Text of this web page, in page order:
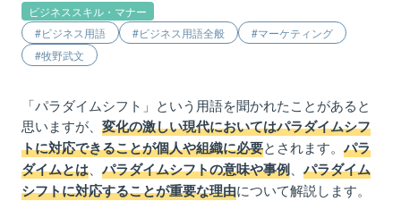
ビジネススキル・マナー
ビジネス用語
ビジネス用語全般
マーケティング
牧野武文
「パラダイムシフト」という用語を聞かれたことがあると
思いますが、 変化の激しい現代においてはパラダイムシフ
トに対応できることが個人や組織に必要とされます。 パラ
ダイムとは
パラダイムシフトの意味や事例
パラダイム
シフトに対応することが重要な理由について解説します。